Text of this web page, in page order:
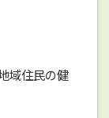
域住民の健